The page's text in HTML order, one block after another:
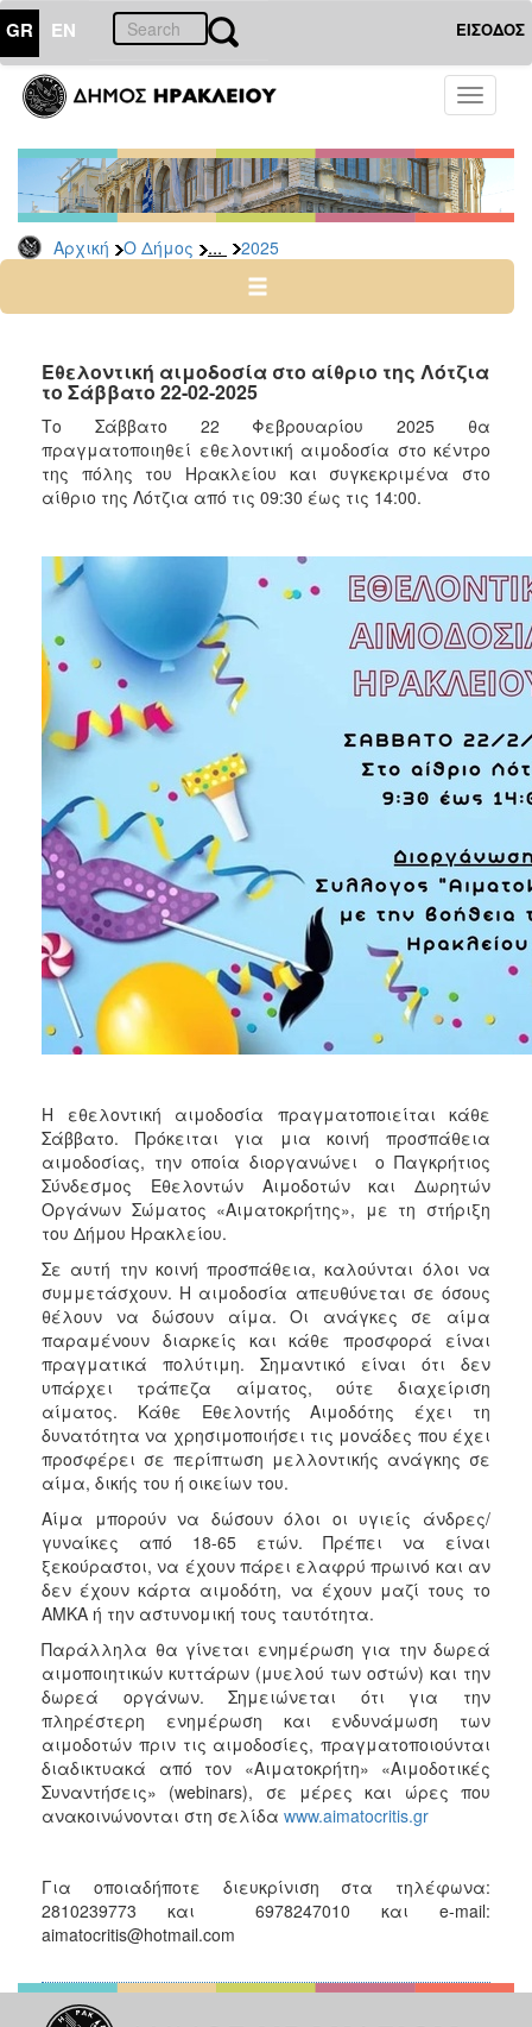
GR EN ΕΙΣΟΔΟΣ
Toggle
Αρχική Ο Δήμος ... 2025
ΔΗΜΟΣ
Δελτία
Τύπου
Αρχείο
2026
2024
2022
2021
2020
2019
2017
2015
2013
2012
2011
2006
ΤΟΠΟΣ
ΠΟΛΙΤΙΣΜΟΣ
Εθελοντική αιμοδοσία στο αίθριο της Λότζια
το Σάββατο 22-02-2025
Το Σάββατο 22 Φεβρουαρίου 2025 θα
πραγματοποιηθεί εθελοντική αιμοδοσία στο κέντρο
της πόλης του Ηρακλείου και συγκεκριμένα στο
αίθριο της Λότζια από τις 09:30 έως τις 14:00.
Η εθελοντική αιμοδοσία πραγματοποιείται κάθε
Σάββατο. Πρόκειται για μια κοινή προσπάθεια
αιμοδοσίας, την οποία διοργανώνει ο Παγκρήτιος
Σύνδεσμος Εθελοντών Αιμοδοτών και Δωρητών
Οργάνων Σώματος «Αιματοκρήτης», με τη στήριξη
του Δήμου Ηρακλείου.
Σε αυτή την κοινή προσπάθεια, καλούνται όλοι να
συμμετάσχουν. Η αιμοδοσία απευθύνεται σε όσους
θέλουν να δώσουν αίμα. Οι ανάγκες σε αίμα
παραμένουν διαρκείς και κάθε προσφορά είναι
πραγματικά πολύτιμη. Σημαντικό είναι ότι δεν
υπάρχει τράπεζα αίματος, ούτε διαχείριση
αίματος. Κάθε Εθελοντής Αιμοδότης έχει τη
δυνατότητα να χρησιμοποιήσει τις μονάδες που έχει
προσφέρει σε περίπτωση μελλοντικής ανάγκης σε
αίμα, δικής του ή οικείων του.
Αίμα μπορούν να δώσουν όλοι οι υγιείς άνδρες/
γυναίκες από 18-65 ετών. Πρέπει να είναι
ξεκούραστοι, να έχουν πάρει ελαφρύ πρωινό και αν
δεν έχουν κάρτα αιμοδότη, να έχουν μαζί τους το
ΑΜΚΑ ή την αστυνομική τους ταυτότητα.
Παράλληλα θα γίνεται ενημέρωση για την δωρεά
αιμοποιητικών κυττάρων (μυελού των οστών) και την
δωρεά οργάνων. Σημειώνεται ότι για την
πληρέστερη ενημέρωση και ενδυνάμωση των
αιμοδοτών πριν τις αιμοδοσίες, πραγματοποιούνται
διαδικτυακά από τον «Αιματοκρήτη» «Αιμοδοτικές
Συναντήσεις» (webinars), σε μέρες και ώρες που
ανακοινώνονται στη σελίδα www.aimatocritis.gr
Για οποιαδήποτε διευκρίνιση στα τηλέφωνα:
2810239773 και 6978247010 και e-mail:
aimatocritis@hotmail.com